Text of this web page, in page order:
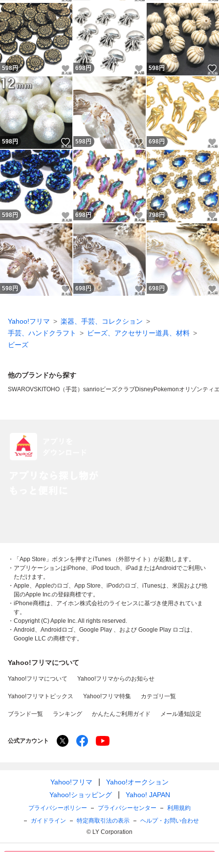
598円 いいね！
698円 いいね！
598円
598円 いいね！
598円 いいね！
698円
598円 いいね！
698円 いいね！
798円
598円 いいね！
698円 いいね！
698円
Yahoo!フリマ
楽器、手芸、コレクション
手芸、ハンドクラフト
ビーズ、アクセサリー道具、材料
ビーズ
他のブランドから探す
SWAROVSKI TOHO（手芸） sanrioビーズクラブDisneyPokemonオリゾンティ
・「App Store」ボタンを押すとiTunes （外部サイト）が起動します。
・アプリケーションはiPhone、iPod touch、iPadまたはAndroidでご利用い
ただけます。
・Apple、Appleのロゴ、App Store、iPodのロゴ、iTunesは、米国および他
国のApple Inc.の登録商標です。
・iPhone商標は、アイホン株式会社のライセンスに基づき使用されていま
す。
・Copyright (C) Apple Inc. All rights reserved.
・Android、Androidロゴ、Google Play 、および Google Play ロゴは、
Google LLC の商標です。
Yahoo!フリマについて
Yahoo!フリマについて Yahoo!フリマからのお知らせ
Yahoo!フリマトピックス Yahoo!フリマ特集 カテゴリ一覧
ブランド一覧 ランキング かんたんご利用ガイド メール通知設定
公式アカウント
Yahoo!フリマ
Yahoo!オークション
Yahoo!ショッピング
Yahoo! JAPAN
プライバシーポリシー プライバシーセンター
利用規約
ガイドライン
特定商取引法の表示
ヘルプ・お問い合わせ
© LY Corporation